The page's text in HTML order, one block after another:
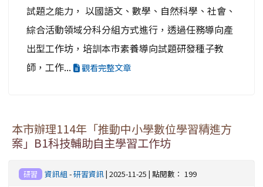
試題之能力， 以國語文、數學、自然科學、社會、
綜合活動領域分科分組方式進行，透過任務導向產
出型工作坊，培訓本市素養導向試題研發種子教
師，工作...
觀看完整文章
本市辦理114年「推動中小學數位學習精進方
案」B1科技輔助自主學習工作坊
研習 資訊組 -研習資訊| 2025-11-25 | 點閱數： 199